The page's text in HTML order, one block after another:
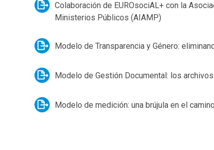
Colaboración de EUROsociAL+ con la
Ministerios Públicos (AIAMP)
Modelo de Transparencia y Género:
Modelo de Gestión Documental: los
Modelo de medición: una brújula en el camino